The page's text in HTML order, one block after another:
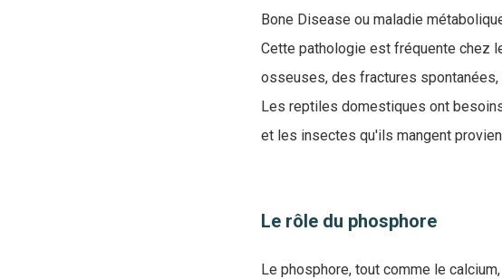
Bone Disease ou maladie
Cette pathologie est fréquente chez
osseuses, des fractures
Les reptiles domestiques ont
et les insectes qu'ils mangent
Le rôle du phosphore
Le phosphore, tout comme le